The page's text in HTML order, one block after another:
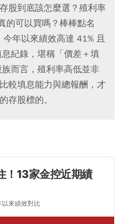
股到底該怎麼選？殖利率
的可以買嗎？棒棒點名
今年以來績效高達 41% 且
紀錄，堪稱「價差＋填
而言，殖利率高低並非
較填息能力與總報酬，才
存股標的。
！13家金控近期績
來績效對比